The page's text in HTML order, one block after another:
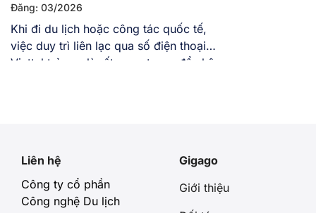
Đăng: 03/2026
Khi đi du lịch hoặc công tác quốc tế,
việc duy trì liên lạc qua số điện thoại
Viettel trả sau là rất quan trọng để nhận
Liên hệ
Công ty cổ phần
Công nghệ Du lịch
Gigago
Giới thiệu